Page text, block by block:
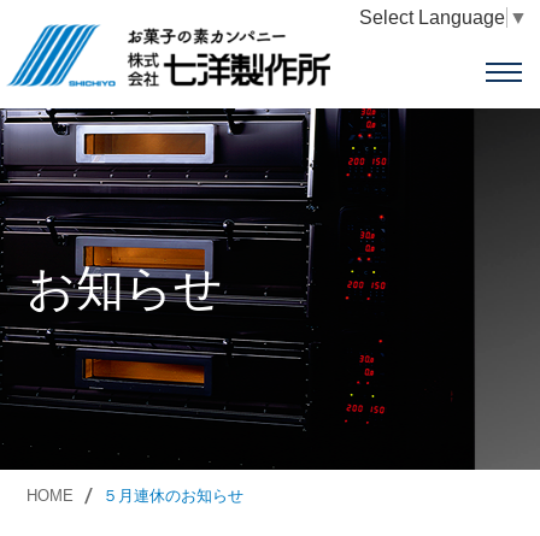
Select Language ▼
お知らせ
HOME ５月連休のお知らせ